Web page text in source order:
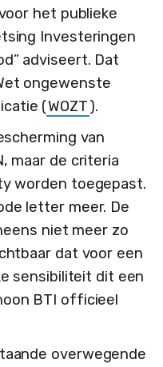
het publieke
Investeringen
adviseert. Dat
ongewenste
(WOZT).
van
maar de criteria
worden toegepast.
letter meer. De
niet meer zo
dat voor een
sensibiliteit dit een
BTI officieel
overwegende